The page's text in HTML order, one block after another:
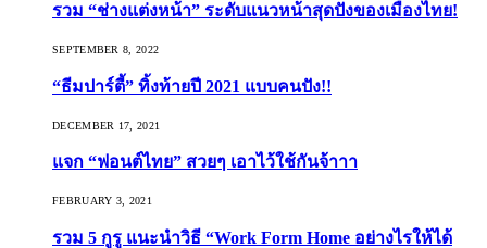
รวม “ช่างแต่งหน้า” ระดับแนวหน้าสุดปังของเมืองไทย!
SEPTEMBER 8, 2022
“ธีมปาร์ตี้” ทิ้งท้ายปี 2021 แบบคนปัง!!
DECEMBER 17, 2021
แจก “ฟอนต์ไทย” สวยๆ เอาไว้ใช้กันจ้าาา
FEBRUARY 3, 2021
รวม 5 กูรู แนะนำวิธี “Work Form Home อย่างไรให้ได้